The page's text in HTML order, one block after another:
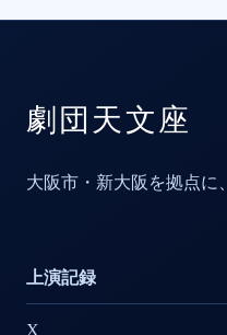
劇団天文座
大阪市・新大阪を拠点に
上演記録
X